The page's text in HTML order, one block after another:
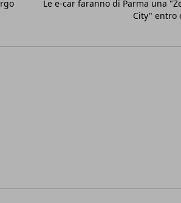
Le e-car faranno di Parma una
City" entro